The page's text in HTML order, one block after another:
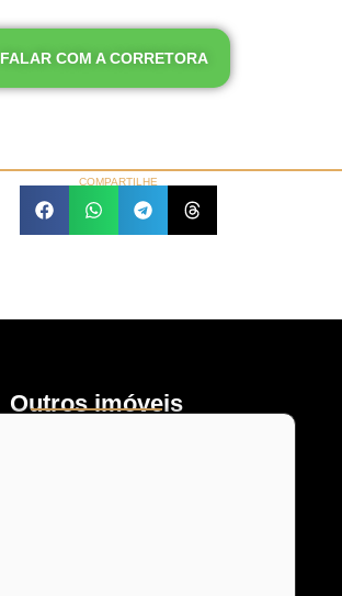
FALAR COM A CORRETORA
COMPARTILHE
Outros imóveis